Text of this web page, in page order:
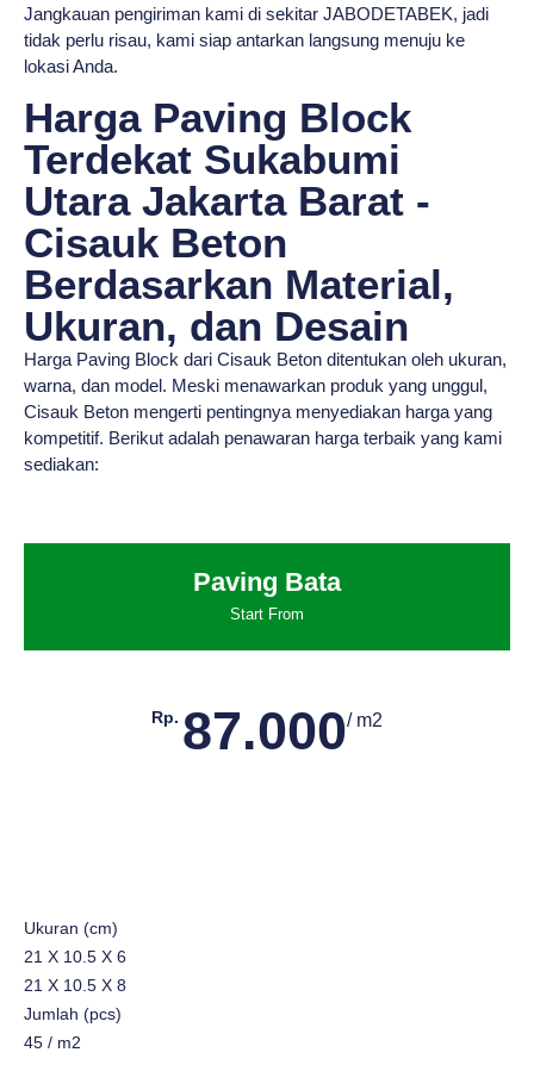
Jangkauan pengiriman kami di sekitar JABODETABEK, jadi
tidak perlu risau, kami siap antarkan langsung menuju ke
lokasi Anda.
Harga Paving Block
Terdekat Sukabumi
Utara Jakarta Barat -
Cisauk Beton
Berdasarkan Material,
Ukuran, dan Desain
Harga Paving Block dari Cisauk Beton ditentukan oleh ukuran,
warna, dan model. Meski menawarkan produk yang unggul,
Cisauk Beton mengerti pentingnya menyediakan harga yang
kompetitif. Berikut adalah penawaran harga terbaik yang kami
sediakan:
Paving Bata
Start From
Rp. 87.000/ m2
Ukuran (cm)
21 X 10.5 X 6
21 X 10.5 X 8
Jumlah (pcs)
45 / m2